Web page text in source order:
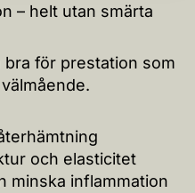
– helt utan smärta
bra för prestation som
och elasticitet
minska inflammation